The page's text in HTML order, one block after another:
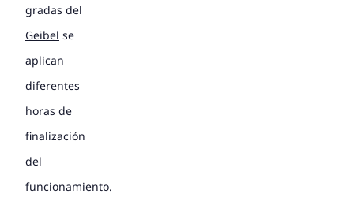
gradas del
Geibel se
aplican
diferentes
horas de
finalización
del
funcionamiento.